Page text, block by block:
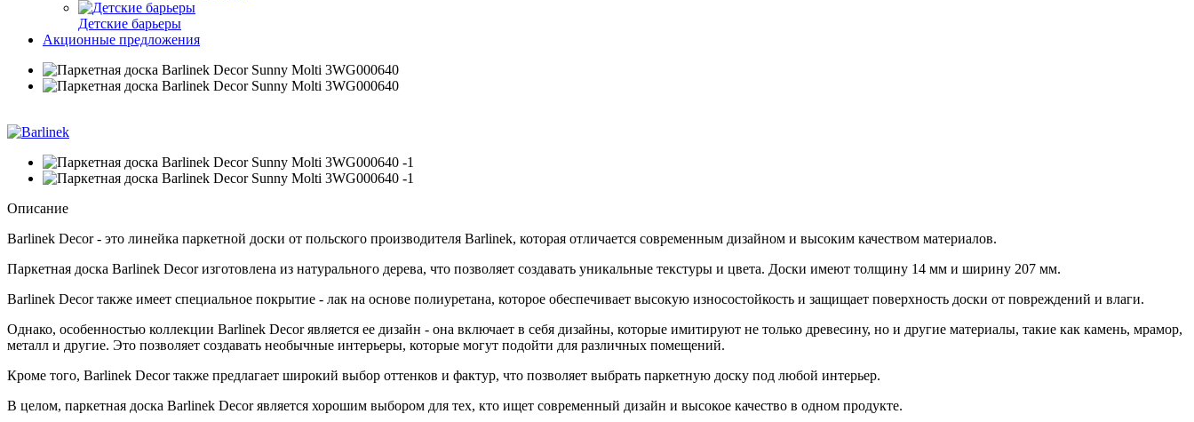
Детские барьеры
Акционные предложения
Описание
Barlinek Decor - это линейка паркетной доски от польского производителя Barlinek, которая отличается современным дизайном и высоким качеством материалов.
Паркетная доска Barlinek Decor изготовлена из натурального дерева, что позволяет создавать уникальные текстуры и цвета. Доски имеют толщину 14 мм и ширину 207 мм.
Barlinek Decor также имеет специальное покрытие - лак на основе полиуретана, которое обеспечивает высокую износостойкость и защищает поверхность доски от повреждений и влаги.
Однако, особенностью коллекции Barlinek Decor является ее дизайн - она включает в себя дизайны, которые имитируют не только древесину, но и другие материалы, такие как камень, мрамор,
металл и другие. Это позволяет создавать необычные интерьеры, которые могут подойти для различных помещений.
Кроме того, Barlinek Decor также предлагает широкий выбор оттенков и фактур, что позволяет выбрать паркетную доску под любой интерьер.
В целом, паркетная доска Barlinek Decor является хорошим выбором для тех, кто ищет современный дизайн и высокое качество в одном продукте.